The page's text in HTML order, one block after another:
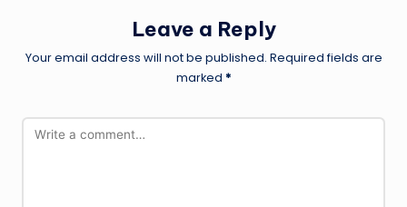
Leave a Reply
Your email address will not be published. Required fields are
marked *